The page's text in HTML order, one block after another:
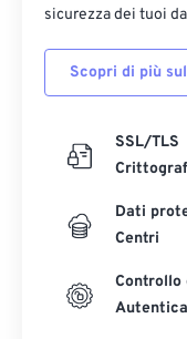
sicurezza dei tuoi
Scopri di più
SSL/TLS
Dati
Centri
Controllo